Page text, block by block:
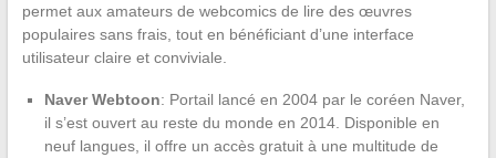
permet aux amateurs de webcomics de lire des œuvres
populaires sans frais, tout en bénéficiant d’une interface
utilisateur claire et conviviale.
Naver Webtoon: Portail lancé en 2004 par le coréen Naver,
il s’est ouvert au reste du monde en 2014. Disponible en
neuf langues, il offre un accès gratuit à une multitude de